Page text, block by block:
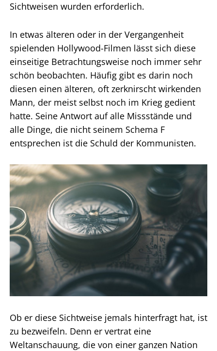
Sichtweisen wurden erforderlich.
In etwas älteren oder in der Vergangenheit
spielenden Hollywood-Filmen lässt sich diese
einseitige Betrachtungsweise noch immer sehr
schön beobachten. Häufig gibt es darin noch
diesen einen älteren, oft zerknirscht wirkenden
Mann, der meist selbst noch im Krieg gedient
hatte. Seine Antwort auf alle Missstände und
alle Dinge, die nicht seinem Schema F
entsprechen ist die Schuld der Kommunisten.
Ob er diese Sichtweise jemals hinterfragt hat, ist
zu bezweifeln. Denn er vertrat eine
Weltanschauung, die von einer ganzen Nation